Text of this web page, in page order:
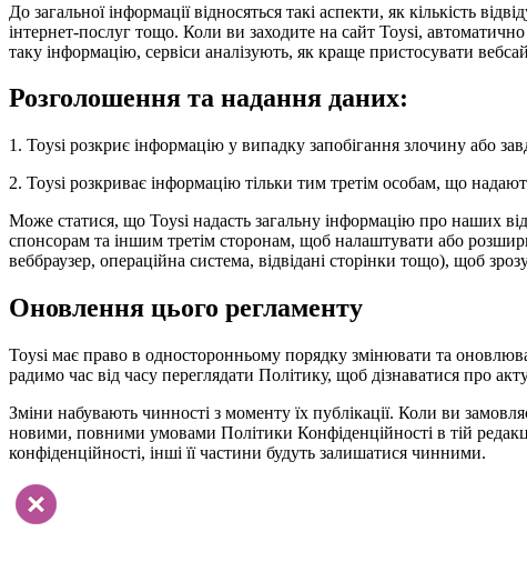
До загальної інформації відносяться такі аспекти, як кількість
інтернет-послуг тощо. Коли ви заходите на сайт Toysi,
таку інформацію, сервіси аналізують, як краще пристосувати
Розголошення та надання даних:
1. Toysi розкриє інформацію у випадку запобігання злочину або
2. Toysi розкриває інформацію тільки тим третім особам, що
Може статися, що Toysi надасть загальну інформацію про наших
спонсорам та іншим третім сторонам, щоб налаштувати або
веббраузер, операційна система, відвідані сторінки тощо), щоб
Оновлення цього регламенту
Toysi має право в односторонньому порядку змінювати та
радимо час від часу переглядати Політику, щоб дізнаватися про
Зміни набувають чинності з моменту їх публікації. Коли ви
новими, повними умовами Політики Конфіденційності в тій
конфіденційності, інші її частини будуть залишатися чинними.